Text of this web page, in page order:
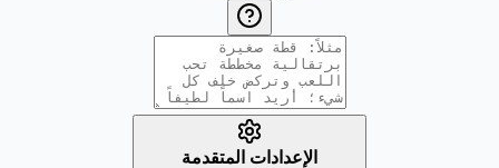
الإعدادات المتقدمة